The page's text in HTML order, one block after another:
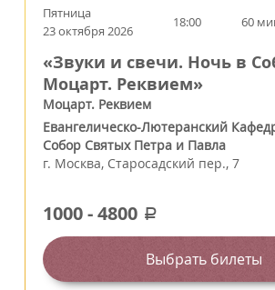
Пятница
23 октября 2026
18:00 60
«Звуки и свечи. Ночь в
Моцарт. Реквием»
Моцарт. Реквием
Евангелическо-Лютеранский
Собор Святых Петра и Павла
г. Москва, Старосадский пер., 7
1000-4800 a
Выбрать билеты